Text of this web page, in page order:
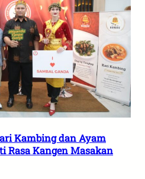
Kambing dan Ayam
Rasa Kangen Masakan